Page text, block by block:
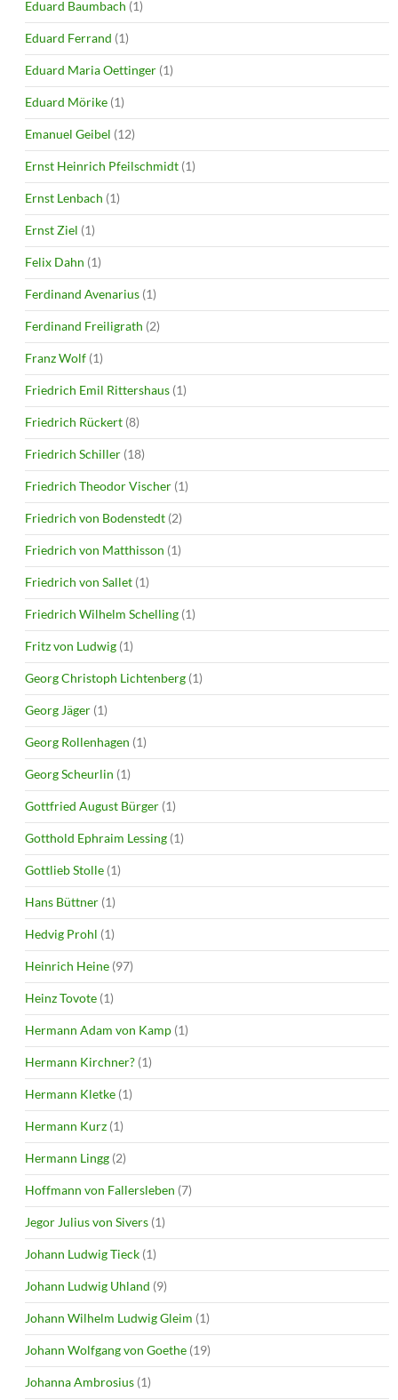
Eduard Baumbach (1)
Eduard Ferrand (1)
Eduard Maria Oettinger (1)
Eduard Mörike (1)
Emanuel Geibel (12)
Ernst Heinrich Pfeilschmidt (1)
Ernst Lenbach (1)
Ernst Ziel (1)
Felix Dahn (1)
Ferdinand Avenarius (1)
Ferdinand Freiligrath (2)
Franz Wolf (1)
Friedrich Emil Rittershaus (1)
Friedrich Rückert (8)
Friedrich Schiller (18)
Friedrich Theodor Vischer (1)
Friedrich von Bodenstedt (2)
Friedrich von Matthisson (1)
Friedrich von Sallet (1)
Friedrich Wilhelm Schelling (1)
Fritz von Ludwig (1)
Georg Christoph Lichtenberg (1)
Georg Jäger (1)
Georg Rollenhagen (1)
Georg Scheurlin (1)
Gottfried August Bürger (1)
Gotthold Ephraim Lessing (1)
Gottlieb Stolle (1)
Hans Büttner (1)
Hedvig Prohl (1)
Heinrich Heine (97)
Heinz Tovote (1)
Hermann Adam von Kamp (1)
Hermann Kirchner? (1)
Hermann Kletke (1)
Hermann Kurz (1)
Hermann Lingg (2)
Hoffmann von Fallersleben (7)
Jegor Julius von Sivers (1)
Johann Ludwig Tieck (1)
Johann Ludwig Uhland (9)
Johann Wilhelm Ludwig Gleim (1)
Johann Wolfgang von Goethe (19)
Johanna Ambrosius (1)